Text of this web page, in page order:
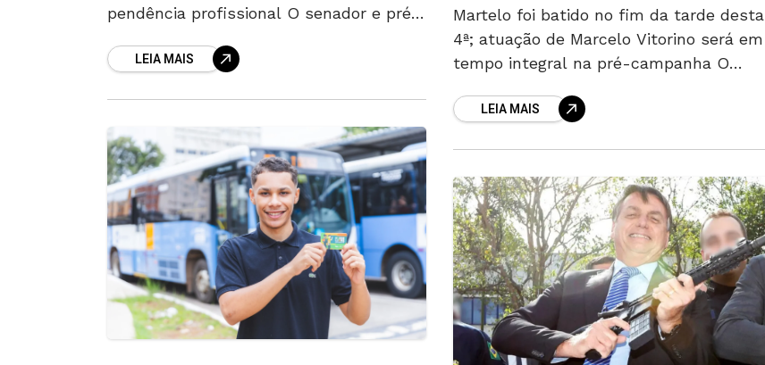
Martelo foi batido no fim da tarde desta
4ª; atuação de Marcelo Vitorino será em
tempo integral na pré-campanha O
responsável pela comunicação
LEIA MAIS
pendência profissional O senador e pré-
Morais (PL), está próximo de
LEIA MAIS